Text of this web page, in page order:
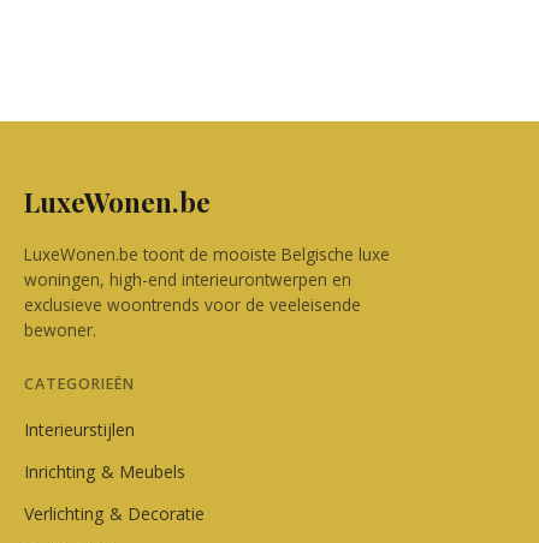
LuxeWonen.be
LuxeWonen.be toont de mooiste Belgische luxe
woningen, high-end interieurontwerpen en
exclusieve woontrends voor de veeleisende
bewoner.
CATEGORIEËN
Interieurstijlen
Inrichting & Meubels
Verlichting & Decoratie